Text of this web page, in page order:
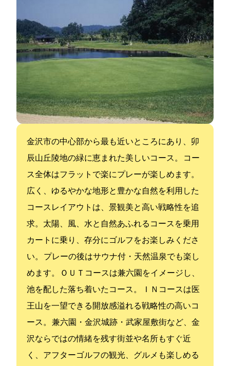
金沢市の中心部から最も近いところにあり、卯
辰山丘陵地の緑に恵まれた美しいコース。 コー
ス全体はフラットで楽にプレーが楽しめます。
広く、ゆるやかな地形と豊かな自然を利用した
コースレイアウトは、景観美と高い戦略性を追
求。太陽、風、水と自然あふれるコースを乗用
カートに乗り、存分にゴルフをお楽しみくださ
い。 プレーの後はサウナ付・天然温泉でも楽し
めます。 ＯＵＴコースは兼六園をイメージし、
池を配した落ち着いたコース。 ＩＮコースは医
王山を一望できる開放感溢れる戦略性の高いコ
ース。 兼六園・金沢城跡・武家屋敷街など、金
沢ならではの情緒を残す街並や名所もすぐ近
く、アフターゴルフの観光、グルメも楽しめる